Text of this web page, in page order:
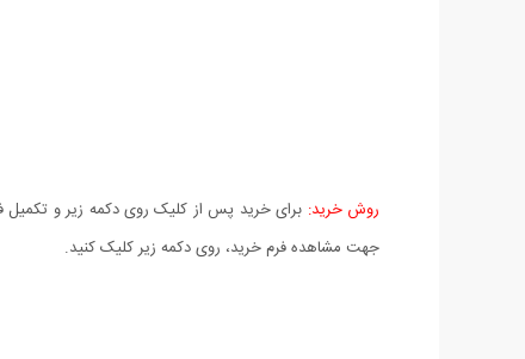
روش خرید: برای خرید پس از کلیک روی دکمه زیر و تکمیل
جهت مشاهده فرم خرید، روی دکمه زیر کلیک کنید.